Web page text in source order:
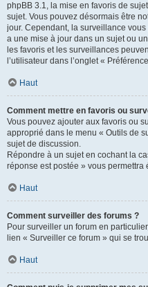
phpBB 3.1, la mise en favoris de
sujet. Vous pouvez désormais être
jour. Cependant, la surveillance
a une mise à jour dans un sujet ou
les favoris et les surveillances
l’utilisateur dans l’onglet «
Haut
Comment mettre en favoris ou
Vous pouvez ajouter aux favoris ou
approprié dans le menu « Outils de
sujet de discussion.
Répondre à un sujet en cochant la
réponse est postée » vous
Haut
Comment surveiller des forums ?
Pour surveiller un forum en
lien « Surveiller ce forum » qui se
Haut